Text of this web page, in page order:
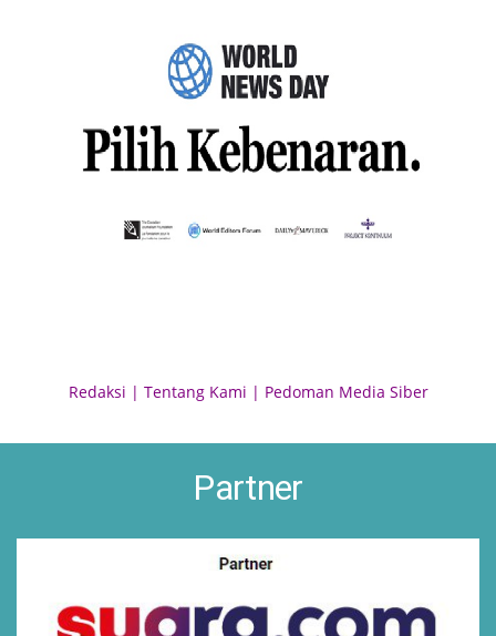
Redaksi | Tentang Kami | Pedoman Media Siber
Partner